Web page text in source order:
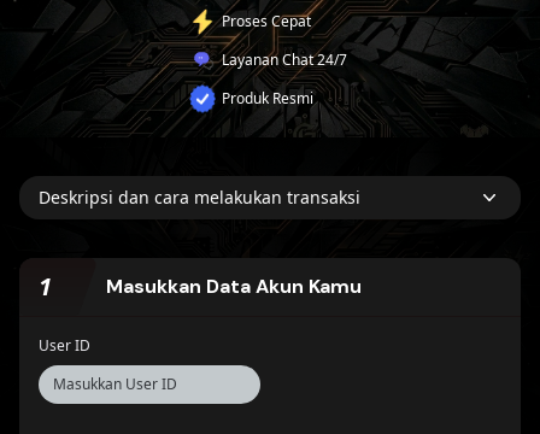
Proses Cepat
Layanan Chat 24/7
Produk Resmi
Deskripsi dan cara melakukan transaksi
1 Masukkan Data Akun Kamu
User ID